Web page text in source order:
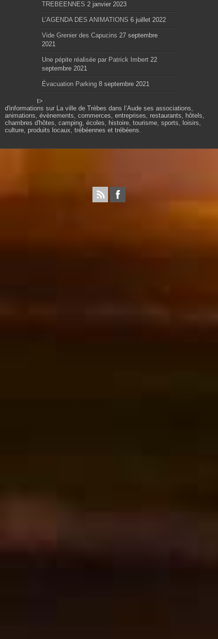
TREBEENNES 2 janvier 2023
L’AGENDA DES ANIMATIONS 6 juillet 2022
Vide Grenier des Capucins 27 septembre
2021
Une pépite réalisée par Patrick Imbert 22
septembre 2021
Évacuation Parking 8 septembre 2021
t>
d'informations sur La ville de Trèbes dans l’Aude ses associations,
animations, évènements, commerces, entreprises, restaurants, hôtels,
chambres d'hôtes, camping, écoles, histoire, tourisme, sports, loisirs,
culture, produits locaux, trébéennes et trébéens.